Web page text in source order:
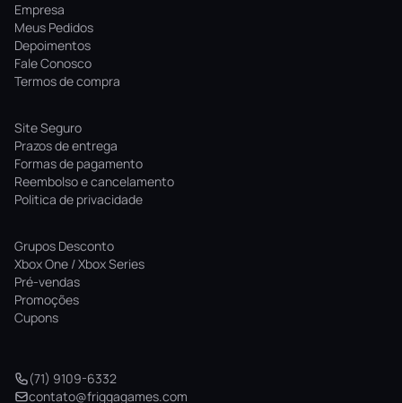
Empresa
Meus Pedidos
Depoimentos
Fale Conosco
Termos de compra
Site Seguro
Prazos de entrega
Formas de pagamento
Reembolso e cancelamento
Politica de privacidade
Grupos Desconto
Xbox One / Xbox Series
Pré-vendas
Promoções
Cupons
(71) 9109-6332
contato@friggagames.com